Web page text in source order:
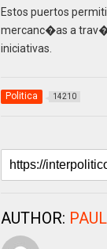
Estos puertos
mercanc�as a
iniciativas.
Politica 14210
AUTHOR: PAUL